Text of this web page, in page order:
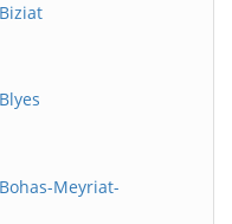
Meyriat-